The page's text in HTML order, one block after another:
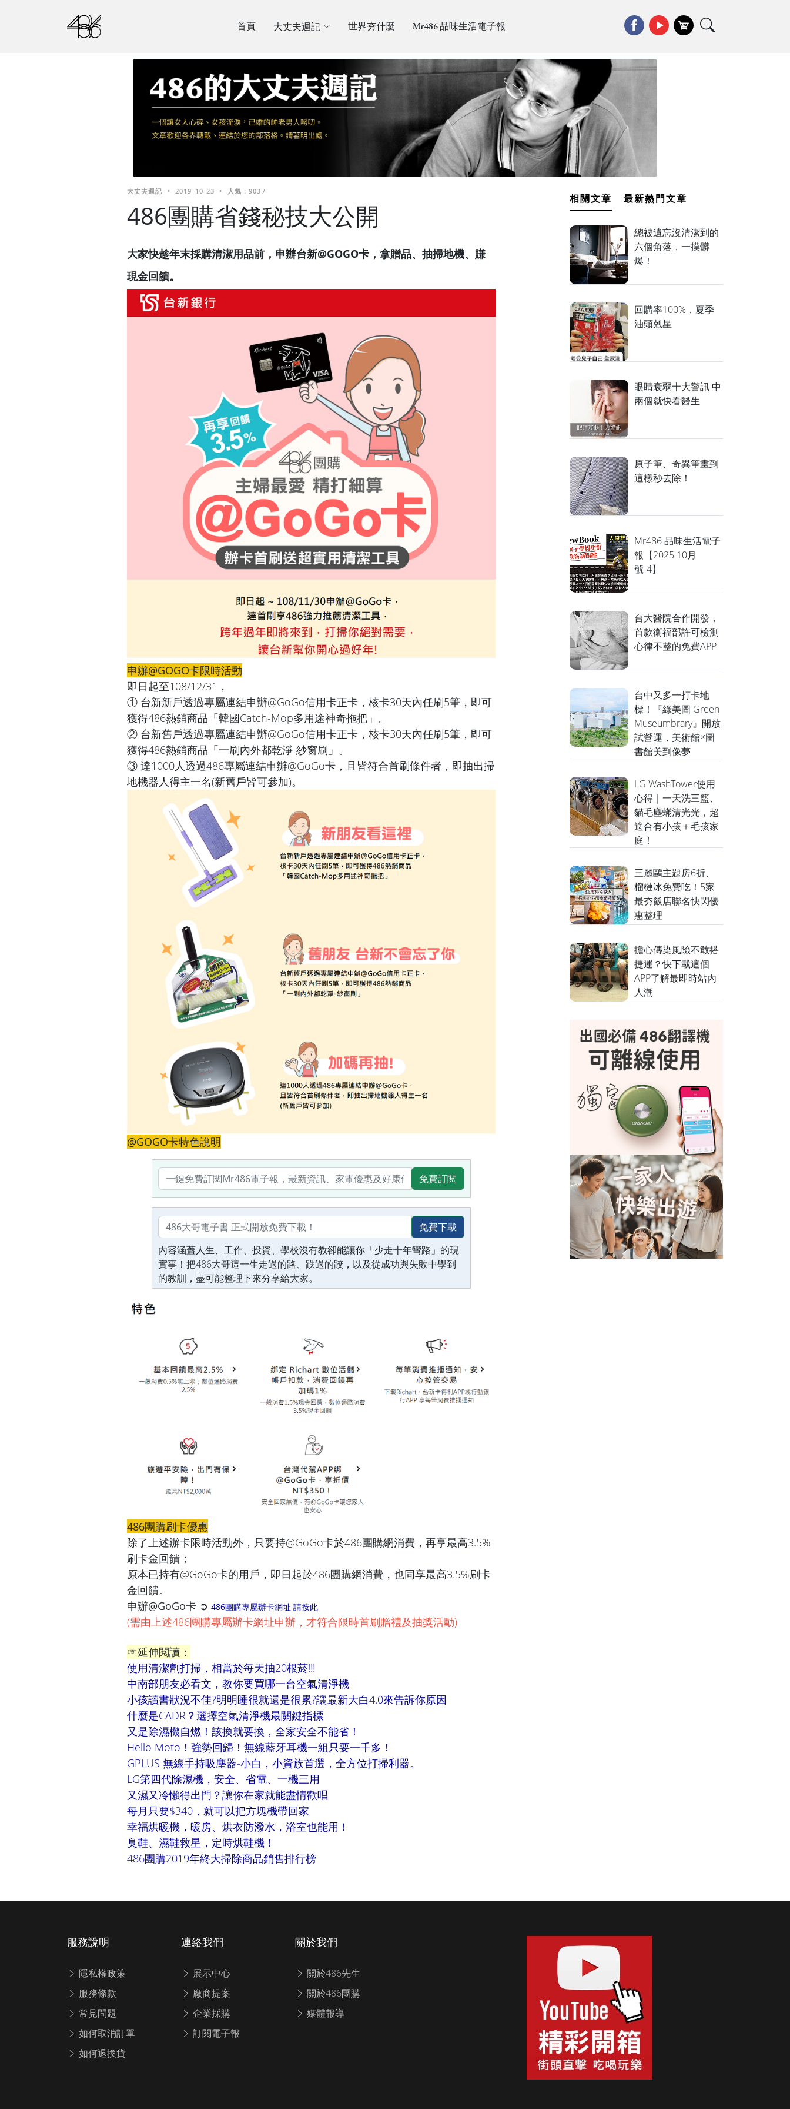
首頁 大丈夫週記 世界夯什麼 Mr486 品味生活電子報
大丈夫週記 • 2019-10-23 • 人氣 : 9037
486團購省錢秘技大公開
大家快趁年末採購清潔用品前，申辦台新@GOGO卡，拿贈品、抽掃地機、賺
現金回饋。
申辦@GOGO卡限時活動
即日起至108/12/31，
① 台新新戶透過專屬連結申辦@GoGo信用卡正卡，核卡30天內任刷5筆，即可
獲得486熱銷商品「韓國Catch-Mop多用途神奇拖把」。
② 台新舊戶透過專屬連結申辦@GoGo信用卡正卡，核卡30天內任刷5筆，即可
獲得486熱銷商品「一刷內外都乾淨-紗窗刷」。
③ 達1000人透過486專屬連結申辦@GoGo卡，且皆符合首刷條件者，即抽出掃
地機器人得主一名(新舊戶皆可參加)。
@GOGO卡特色說明
免費訂閱
免費下載
內容涵蓋人生、工作、投資、學校沒有教卻能讓你「少走十年彎路」的現
實事！把486大哥這一生走過的路、跌過的跤，以及從成功與失敗中學到
的教訓，盡可能整理下來分享給大家。
486團購刷卡優惠
除了上述辦卡限時活動外，只要持@GoGo卡於486團購網消費，再享最高3.5%
刷卡金回饋；
原本已持有@GoGo卡的用戶，即日起於486團購網消費，也同享最高3.5%刷卡
金回饋。
申辦@GoGo卡 ➲ 486團購專屬辦卡網址 請按此
(需由上述486團購專屬辦卡網址申辦，才符合限時首刷贈禮及抽獎活動)
☞延伸閱讀：
使用清潔劑打掃，相當於每天抽20根菸!!!
中南部朋友必看文，教你要買哪一台空氣清淨機
小孩讀書狀況不佳?明明睡很就還是很累?讓最新大白4.0來告訴你原因
什麼是CADR？選擇空氣清淨機最關鍵指標
又是除濕機自燃！該換就要換，全家安全不能省！
Hello Moto！強勢回歸！無線藍牙耳機一組只要一千多！
GPLUS 無線手持吸塵器-小白，小資族首選，全方位打掃利器。
LG第四代除濕機，安全、省電、一機三用
又濕又冷懶得出門？讓你在家就能盡情歡唱
每月只要$340，就可以把方塊機帶回家
幸福烘暖機，暖房、烘衣防潑水，浴室也能用！
臭鞋、濕鞋救星，定時烘鞋機！
486團購2019年終大掃除商品銷售排行榜
相關文章 最新熱門文章
總被遺忘沒清潔到的
六個角落，一摸髒
爆！
回購率100%，夏季
油頭剋星
眼睛衰弱十大警訊 中
兩個就快看醫生
原子筆、奇異筆畫到
這樣秒去除！
Mr486 品味生活電子
報【2025 10月
號-4】
台大醫院合作開發，
首款衛福部許可檢測
心律不整的免費APP
台中又多一打卡地
標！『綠美圖 Green
Museumbrary』開放
試營運，美術館×圖
書館美到像夢
LG WashTower使用
心得｜一天洗三籃、
貓毛塵蟎清光光，超
適合有小孩＋毛孩家
庭！
三麗鷗主題房6折、
榴槤冰免費吃！5家
最夯飯店聯名快閃優
惠整理
擔心傳染風險不敢搭
捷運？快下載這個
APP了解最即時站內
人潮
服務說明
隱私權政策
服務條款
常見問題
如何取消訂單
如何退換貨
連絡我們
展示中心
廠商提案
企業採購
訂閱電子報
關於我們
關於486先生
關於486團購
媒體報導